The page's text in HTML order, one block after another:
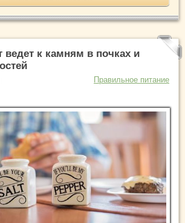
ведет к камням в почках и
Правильное питание